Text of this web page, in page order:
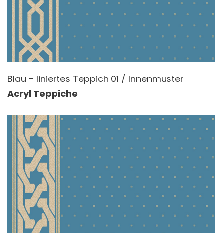
Blau - liniertes Teppich 01 / Innenmuster
Acryl Teppiche